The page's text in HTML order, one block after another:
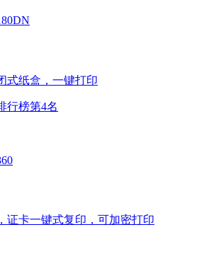
式纸盒，一键打印
行榜第4名
证卡一键式复印，可加密打印